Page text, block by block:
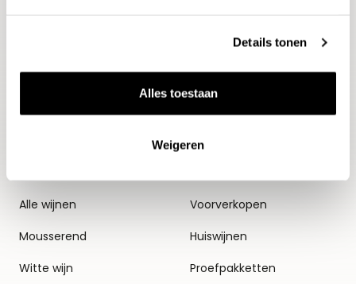
Details tonen
Alles toestaan
Weigeren
Alle wijnen
Mousserend
Witte wijn
Thema's
Voorverkopen
Huiswijnen
Proefpakketten